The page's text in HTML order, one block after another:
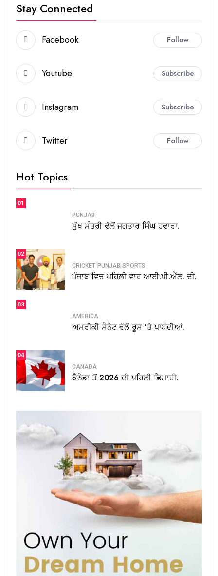
Stay Connected
Facebook Follow
Youtube Subscribe
Instagram Subscribe
Twitter Follow
Hot Topics
01
PUNJAB
ਮੁੱਖ ਮੰਤਰੀ ਵੱਲੋਂ ਜਗਤਾਰ ਸਿੰਘ ਹਵਾਰਾ.
02
CRICKET PUNJAB SPORTS
ਪੰਜਾਬ ਵਿਚ ਪਹਿਲੀ ਵਾਰ ਆਈ.ਪੀ.ਐੱਲ. ਦੀ.
03
AMERICA
ਅਮਰੀਕੀ ਸੈਨੇਟ ਵੱਲੋਂ ਰੂਸ ‘ਤੇ ਪਾਬੰਦੀਆਂ.
04
CANADA
ਕੈਨੇਡਾ ਤੋਂ 2026 ਦੀ ਪਹਿਲੀ ਛਿਮਾਹੀ.